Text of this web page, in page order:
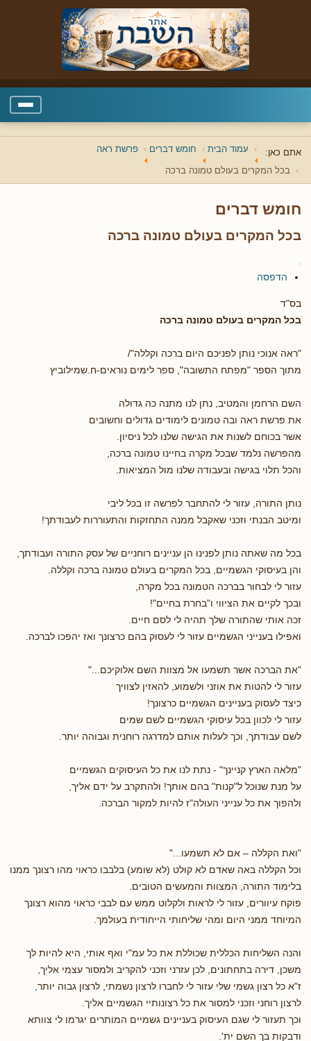
אתם כאן: עמוד הבית חומש דברים פרשת ראה
בכל המקרים בעולם טמונה ברכה
חומש דברים
בכל המקרים בעולם טמונה ברכה
הדפסה
בס"ד
בכל המקרים בעולם טמונה ברכה
"ראה אנוכי נותן לפניכם היום ברכה וקללה"/
מתוך הספר "מפתח התשובה", ספר לימים נוראים-ח.שמילוביץ
השם הרחמן והמטיב, נתן לנו מתנה כה גדולה
את פרשת ראה ובה טמונים לימודים גדולים וחשובים
אשר בכוחם לשנות את הגישה שלנו לכל ניסיון.
מהפרשה נלמד שבכל מקרה בחיינו טמונה ברכה,
והכל תלוי בגישה ובעבודה שלנו מול המציאות.
נותן התורה, עזור לי להתחבר לפרשה זו בכל ליבי
ומיטב הבנתי וזכני שאקבל ממנה התחזקות והתעוררות לעבודתך!
בכל מה שאתה נותן לפנינו הן עניינים רוחניים של עסק התורה ועבודתך,
והן בעיסוקי הגשמיים, בכל המקרים בעולם טמונה ברכה וקללה.
עזור לי לבחור בברכה הטמונה בכל מקרה,
ובכך לקיים את הציווי ו"בחרת בחיים"!
זכה אותי שהתורה שלך תהיה לי לסם חיים.
ואפילו בענייני הגשמיים עזור לי לעסוק בהם כרצונך ואז יהפכו לברכה.
"את הברכה אשר תשמעו אל מצוות השם אלוקיכם..."
עזור לי להטות את אוזני ולשמוע, להאזין לצוויך
כיצד לעסוק בעניינים הגשמיים כרצונך!
עזור לי לכוון בכל עיסוקי הגשמיים לשם שמים
לשם עבודתך, וכך לעלות אותם למדרגה רוחנית וגבוהה יותר.
"מלאה הארץ קניינך" - נתת לנו את כל העיסוקים הגשמיים
על מנת שנוכל ל"קנות" בהם אותך! ולהתקרב על ידם אליך,
ולהפוך את כל ענייני העולה"ז להיות למקור הברכה.
"ואת הקללה – אם לא תשמעו..."
וכל הקללה באה שאדם לא קולט (לא שומע) בלבבו כראוי מהו רצונך ממנו
בלימוד התורה, המצוות והמעשים הטובים.
פוקח עיוורים, עזור לי לראות ולקלוט ממש עם לבבי כראוי מהוא רצונך
המיוחד ממני היום ומהי שליחותי הייחודית בעולמך.
והנה השליחות הכללית שכוללת את כל עמ"י ואף אותי, היא להיות לך
משכן, דירה בתחתונים, לכן עזרני וזכני להקריב ולמסור עצמי אליך,
ז"א כל רצון גשמי שלי עזור לי לחברו לרצון נשמתי, לרצון גבוה יותר,
לרצון רוחני וזכני למסור את כל רצונותיי הגשמיים אליך.
וכך תעזור לי שגם העיסוק בעניינים גשמיים המותרים יגרמו לי צוותא
ודבקות בך השם ית'.